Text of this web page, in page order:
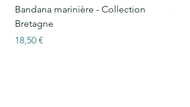
Bandana marinière - Collection
Bretagne
Prix
18,50 €